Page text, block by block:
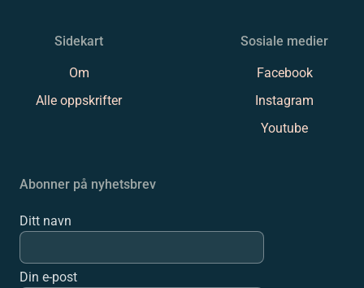
Sidekart
Om
Alle oppskrifter
Sosiale medier
Facebook
Instagram
Youtube
Abonner på nyhetsbrev
Ditt navn
Din e-post